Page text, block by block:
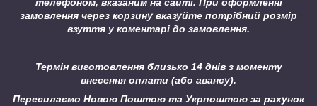
замовлення через корзину вказуйте потрібний розмір
взуття у коментарі до замовлення.
Термін виготовлення близько 14 днів з моменту
внесення оплати (або авансу).
Пересилаємо Новою Поштою та Укрпоштою за рахунок